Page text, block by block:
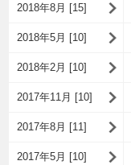
2018年8月 [15]
2018年5月 [10]
2018年2月 [10]
2017年11月 [10]
2017年8月 [11]
2017年5月 [10]